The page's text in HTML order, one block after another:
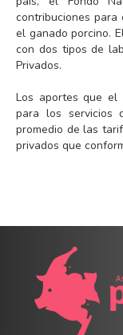
contribuciones
el ganado porcino.
con dos tipos de
Privados.
Los aportes que el
para los servicios
promedio de las
privados que